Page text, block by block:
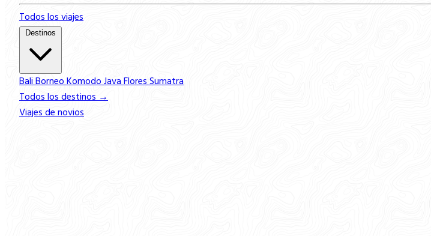
Todos los viajes
BaliBorneoKomodoJavaFloresSumatra
Todos los destinos →
Viajes de novios